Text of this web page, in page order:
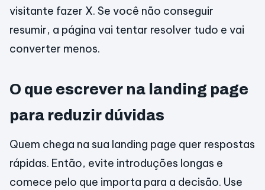
visitante fazer X. Se você não conseguir
resumir, a página vai tentar resolver tudo e vai
converter menos.
O que escrever na landing page
para reduzir dúvidas
Quem chega na sua landing page quer respostas
rápidas. Então, evite introduções longas e
comece pelo que importa para a decisão. Use